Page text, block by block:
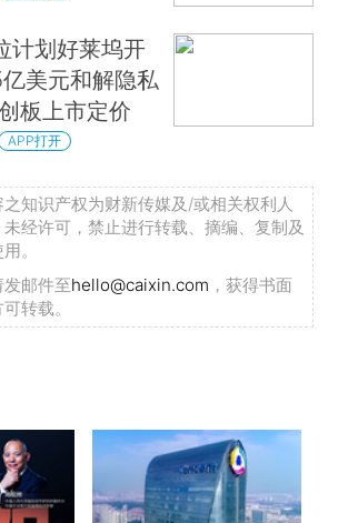
计划好莱坞开
美元和解隐私
板上市定价
APP打开
知识产权为财新传媒及/或相关权利人
经许可，禁止进行转载、摘编、复制及
。
邮件至hello@caixin.com ，获得书面
转载。